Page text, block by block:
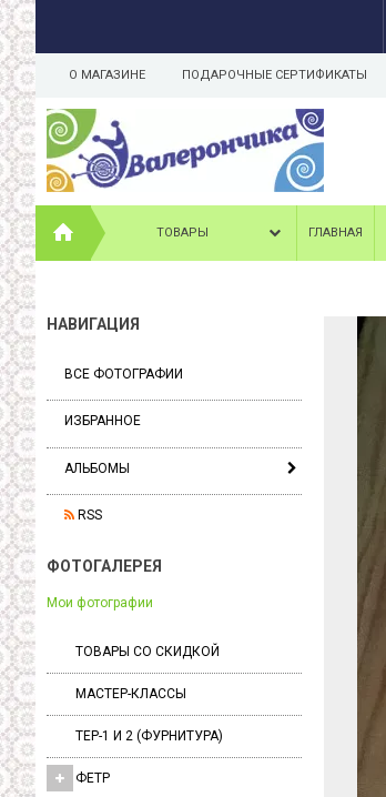
О МАГАЗИНЕ ПОДАРОЧНЫЕ СЕРТИФИКАТЫ
ТОВАРЫ ГЛАВНАЯ
НАВИГАЦИЯ
ВСЕ ФОТОГРАФИИ
ИЗБРАННОЕ
АЛЬБОМЫ
RSS
ФОТОГАЛЕРЕЯ
Мои фотографии
ТОВАРЫ СО СКИДКОЙ
МАСТЕР-КЛАССЫ
ТЕР-1 И 2 (ФУРНИТУРА)
ФЕТР